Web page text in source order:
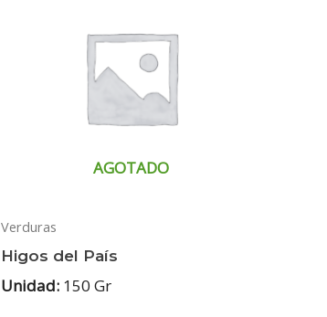
AGOTADO
Verduras
Higos del País
Unidad: 150 Gr